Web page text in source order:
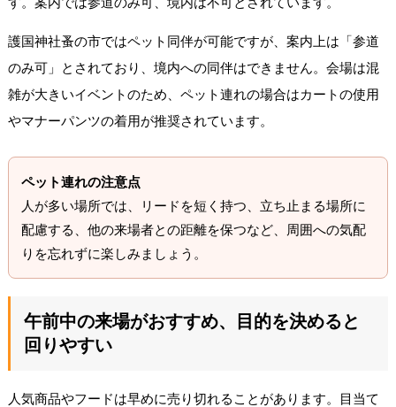
護国神社蚤の市ではペット同伴が可能ですが、案内上は「参道
のみ可」とされており、境内への同伴はできません。会場は混
雑が大きいイベントのため、ペット連れの場合はカートの使用
やマナーパンツの着用が推奨されています。
ペット連れの注意点
人が多い場所では、リードを短く持つ、立ち止まる場所に
配慮する、他の来場者との距離を保つなど、周囲への気配
りを忘れずに楽しみましょう。
午前中の来場がおすすめ、目的を決めると
回りやすい
人気商品やフードは早めに売り切れることがあります。目当て